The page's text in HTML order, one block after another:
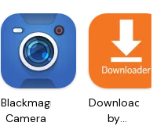
Blackmagic
Camera
Downloader
by